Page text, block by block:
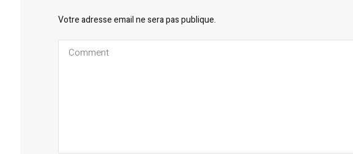
Votre adresse email ne sera pas publique.